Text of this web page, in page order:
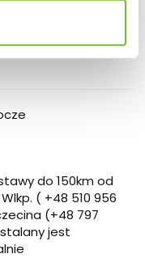
do 150km od
( +48 510 956
(+48 797
jest